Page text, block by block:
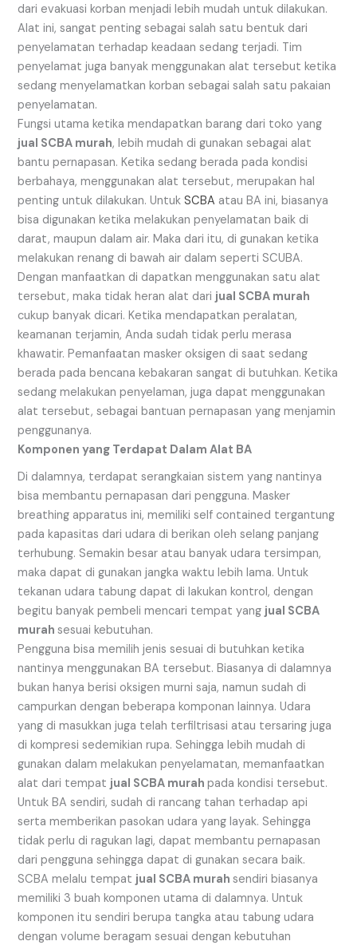
dari evakuasi korban menjadi lebih mudah untuk dilakukan.
Alat ini, sangat penting sebagai salah satu bentuk dari
penyelamatan terhadap keadaan sedang terjadi. Tim
penyelamat juga banyak menggunakan alat tersebut ketika
sedang menyelamatkan korban sebagai salah satu pakaian
penyelamatan.
Fungsi utama ketika mendapatkan barang dari toko yang
jual SCBA murah, lebih mudah di gunakan sebagai alat
bantu pernapasan. Ketika sedang berada pada kondisi
berbahaya, menggunakan alat tersebut, merupakan hal
penting untuk dilakukan. UntukSCBA atau BA ini, biasanya
bisa digunakan ketika melakukan penyelamatan baik di
darat, maupun dalam air. Maka dari itu, di gunakan ketika
melakukan renang di bawah air dalam seperti SCUBA.
Dengan manfaatkan di dapatkan menggunakan satu alat
tersebut, maka tidak heran alat dari jual SCBA murah
cukup banyak dicari. Ketika mendapatkan peralatan,
keamanan terjamin, Anda sudah tidak perlu merasa
khawatir. Pemanfaatan masker oksigen di saat sedang
berada pada bencana kebakaran sangat di butuhkan. Ketika
sedang melakukan penyelaman, juga dapat menggunakan
alat tersebut, sebagai bantuan pernapasan yang menjamin
penggunanya.
Komponenyang Terdapat Dalam Alat BA
Di dalamnya, terdapat serangkaian sistem yang nantinya
bisa membantu pernapasan dari pengguna. Masker
breathing apparatus ini, memiliki self contained tergantung
pada kapasitas dari udara di berikan oleh selang panjang
terhubung. Semakin besar atau banyak udara tersimpan,
maka dapat di gunakan jangka waktu lebih lama. Untuk
tekanan udara tabung dapat di lakukan kontrol, dengan
begitu banyak pembeli mencari tempat yang jual SCBA
murahsesuai kebutuhan.
Pengguna bisa memilih jenis sesuai di butuhkan ketika
nantinya menggunakan BA tersebut. Biasanya di dalamnya
bukan hanya berisi oksigen murni saja, namun sudah di
campurkan dengan beberapa komponan lainnya. Udara
yang di masukkan juga telah terfiltrisasi atau tersaring juga
di kompresi sedemikian rupa. Sehingga lebih mudah di
gunakan dalam melakukan penyelamatan, memanfaatkan
alat dari tempat jual SCBA murahpada kondisi tersebut.
Untuk BA sendiri, sudah di rancang tahan terhadap api
serta memberikan pasokan udara yang layak. Sehingga
tidak perlu di ragukan lagi, dapat membantu pernapasan
dari pengguna sehingga dapat di gunakan secara baik.
SCBA melalu tempat jual SCBA murahsendiri biasanya
memiliki 3 buah komponen utama di dalamnya. Untuk
komponen itu sendiri berupa tangka atau tabung udara
dengan volume beragam sesuai dengan kebutuhan